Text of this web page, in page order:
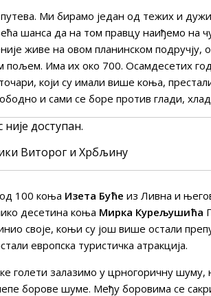
Ми бирамо један од тежих и
шанса да на том правцу наиђемо на
живе на овом планинском подручју,
Има их око 700. Осамдесетих
који су имали више коња,
и сами се боре против глади,
Виторог и Хрбљину
100 коња Изета Буће из Ливна и
десетина коња Мирка Курељушића
своје, коњи су још више остали
европска туристичка атракција.
голети залазимо у црногоричну шуму,
борове шуме. Међу боровима се